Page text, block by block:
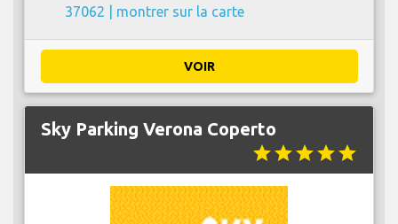
37062 | montrer sur la carte
VOIR
Sky Parking Verona Coperto
starstarstarstarstar